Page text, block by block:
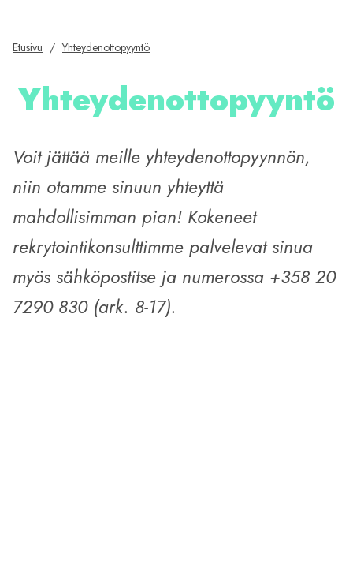
Etusivu / Yhteydenottopyyntö
Yhteydenottopyyntö
Voit jättää meille yhteydenottopyynnön,
niin otamme sinuun yhteyttä
mahdollisimman pian! Kokeneet
rekrytointikonsulttimme palvelevat sinua
myös sähköpostitse ja numerossa +358 20
7290 830 (ark. 8-17).